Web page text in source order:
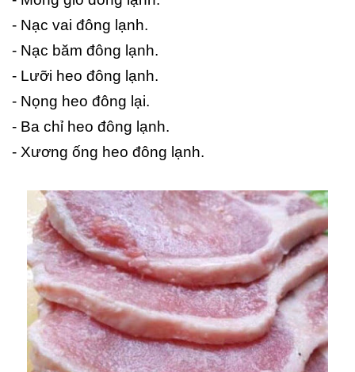
- Nạc vai đông lạnh.
- Nạc băm đông lạnh.
- Lưỡi heo đông lạnh.
- Nọng heo đông lại.
- Ba chỉ heo đông lạnh.
- Xương ống heo đông lạnh.